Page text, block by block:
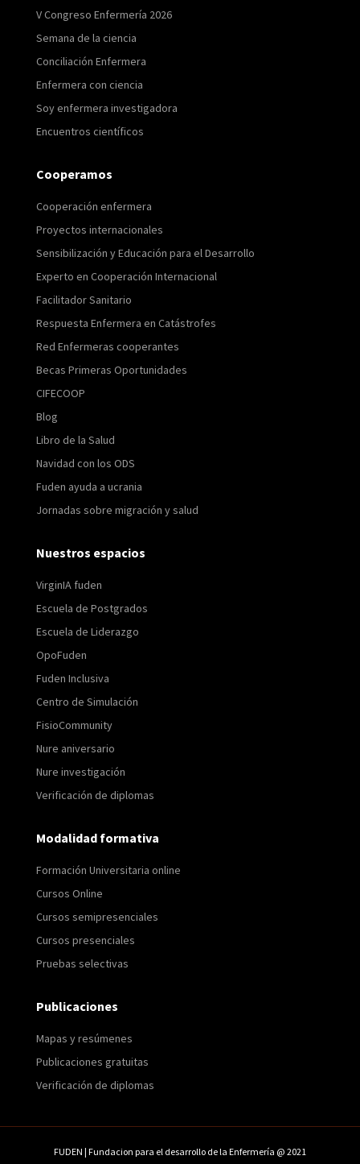
V Congreso Enfermería 2026
Semana de la ciencia
Conciliación Enfermera
Enfermera con ciencia
Soy enfermera investigadora
Encuentros científicos
Cooperamos
Cooperación enfermera
Proyectos internacionales
Sensibilización y Educación para el Desarrollo
Experto en Cooperación Internacional
Facilitador Sanitario
Respuesta Enfermera en Catástrofes
Red Enfermeras cooperantes
Becas Primeras Oportunidades
CIFECOOP
Blog
Libro de la Salud
Navidad con los ODS
Fuden ayuda a ucrania
Jornadas sobre migración y salud
Nuestros espacios
VirginIA fuden
Escuela de Postgrados
Escuela de Liderazgo
OpoFuden
Fuden Inclusiva
Centro de Simulación
FisioCommunity
Nure aniversario
Nure investigación
Verificación de diplomas
Modalidad formativa
Formación Universitaria online
Cursos Online
Cursos semipresenciales
Cursos presenciales
Pruebas selectivas
Publicaciones
Mapas y resúmenes
Publicaciones gratuitas
Verificación de diplomas
FUDEN | Fundacion para el desarrollo de la Enfermería @ 2021